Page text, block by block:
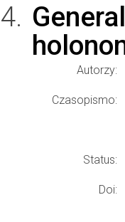
Autorzy:
Czasopismo:
Status:
Doi: